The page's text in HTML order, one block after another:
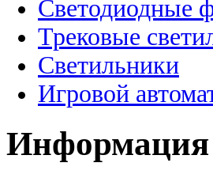
Светодиодные
Трековые
Светильники
Игровой
Информация